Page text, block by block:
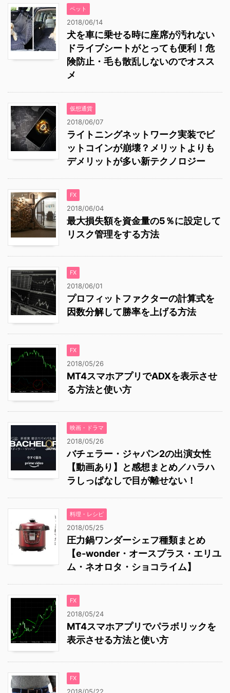
ペット
2018/06/14
犬を車に乗せる時に座席が汚れない
ドライブシートがとっても便利！危
険防止・毛も散乱しないのでオスス
メ
仮想通貨
2018/06/07
ライトニングネットワーク実装でビ
ットコインが崩壊？メリットよりも
デメリットが多い新テクノロジー
FX
2018/06/04
最大損失額を資金量の5％に設定して
リスク管理をする方法
FX
2018/06/01
プロフィットファクターの計算式を
因数分解して勝率を上げる方法
FX
2018/05/26
MT4スマホアプリでADXを表示させ
る方法と使い方
映画・ドラマ
2018/05/26
バチェラー・ジャパン2の出演女性
【動画あり】と感想まとめ／ハラハ
ラしっぱなしで目が離せない！
料理・レシピ
2018/05/25
圧力鍋ワンダーシェフ種類まとめ
【e-wonder・オースプラス・エリユ
ム・ネオロタ・ショコライム】
FX
2018/05/24
MT4スマホアプリでパラボリックを
表示させる方法と使い方
FX